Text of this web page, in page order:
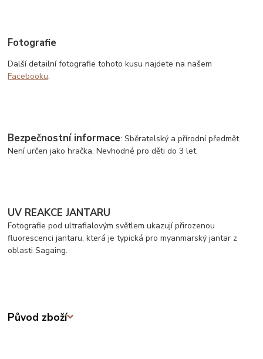
Fotografie
Další detailní fotografie tohoto kusu najdete na našem
Facebooku.
Bezpečnostní informace: Sběratelský a přírodní předmět.
Není určen jako hračka. Nevhodné pro děti do 3 let.
UV REAKCE JANTARU
Fotografie pod ultrafialovým světlem ukazují přirozenou
fluorescenci jantaru, která je typická pro myanmarský jantar z
oblasti Sagaing.
Původ zboží